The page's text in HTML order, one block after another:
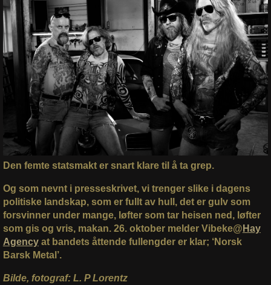
Den femte statsmakt er snart klare til å ta grep.
Og som nevnt i presseskrivet, vi trenger slike i dagens
politiske landskap, som er fullt av hull, det er gulv som
forsvinner under mange, løfter som tar heisen ned, løfter
som gis og vris, makan. 26. oktober melder Vibeke@ Hay
Agencyat bandets åttende fullengder er klar; ‘Norsk
Barsk Metal’.
Bilde, fotograf: L. P Lorentz